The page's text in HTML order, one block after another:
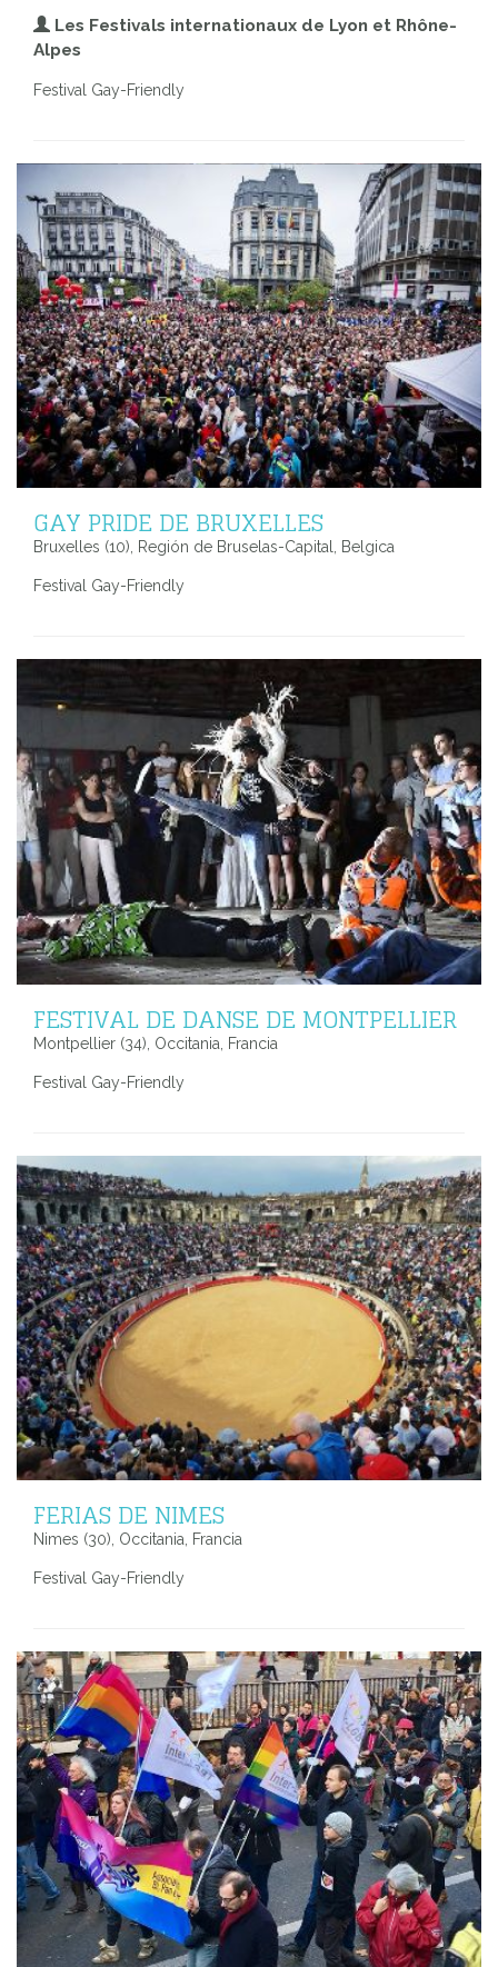
Les Festivals internationaux de Lyon et Rhône-
Alpes
Festival Gay-Friendly
GAY PRIDE DE BRUXELLES
Bruxelles (10), Región de Bruselas-Capital, Belgica
Festival Gay-Friendly
FESTIVAL DE DANSE DE MONTPELLIER
Montpellier (34), Occitania, Francia
Festival Gay-Friendly
FERIAS DE NIMES
Nimes (30), Occitania, Francia
Festival Gay-Friendly